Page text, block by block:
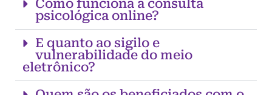
Como funciona a consulta
psicológica online?
E quanto ao sigilo e
vulnerabilidade do meio
eletrônico?